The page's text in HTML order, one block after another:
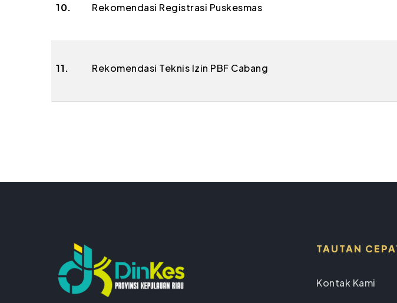
10. Rekomendasi Registrasi Puskesmas
11. Rekomendasi Teknis Izin PBF Cabang
TAUTAN
Kontak Kami